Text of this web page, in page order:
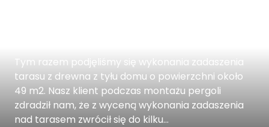
Tym razem podjęliśmy się wykonania zadaszenia
tarasu z drewna z tyłu domu o powierzchni około
49 m2. Nasz klient podczas montażu pergoli
zdradził nam, że z wyceną wykonania zadaszenia
nad tarasem zwrócił się do kilku...